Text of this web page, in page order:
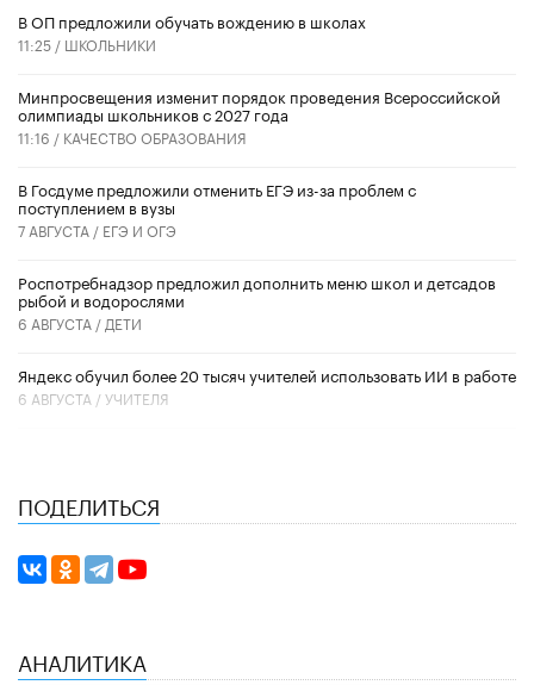
В ОП предложили обучать вождению в школах
11:25 / ШКОЛЬНИКИ
Минпросвещения изменит порядок проведения Всероссийской
олимпиады школьников с 2027 года
11:16 / КАЧЕСТВО ОБРАЗОВАНИЯ
В Госдуме предложили отменить ЕГЭ из-за проблем с
поступлением в вузы
7 АВГУСТА / ЕГЭ И ОГЭ
Роспотребнадзор предложил дополнить меню школ и детсадов
рыбой и водорослями
6 АВГУСТА / ДЕТИ
​Яндекс обучил более 20 тысяч учителей использовать ИИ в работе
6 АВГУСТА /УЧИТЕЛЯ
ПОДЕЛИТЬСЯ
АНАЛИТИКА